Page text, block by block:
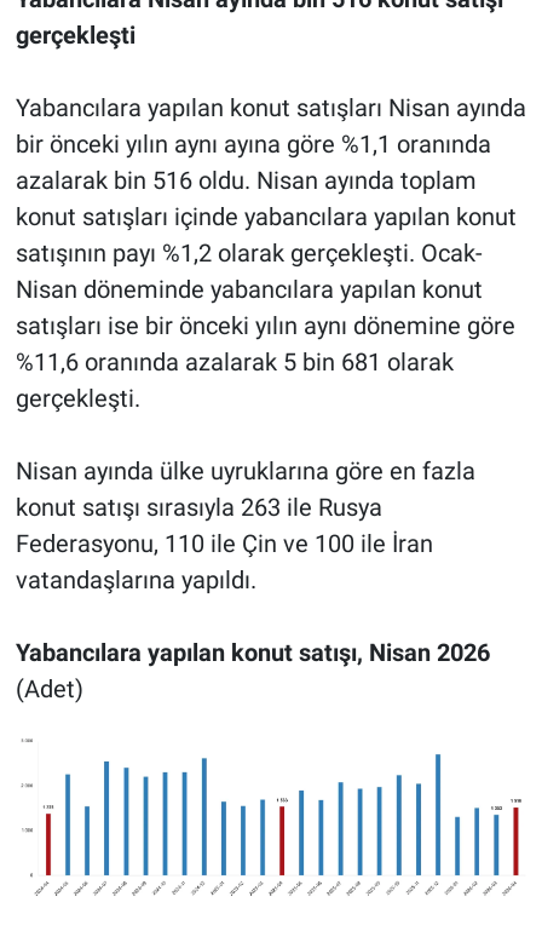
gerçekleşti
Yabancılara yapılan konut satışları Nisan ayında
bir önceki yılın aynı ayına göre %1,1 oranında
azalarak bin 516 oldu. Nisan ayında toplam
konut satışları içinde yabancılara yapılan konut
satışının payı %1,2 olarak gerçekleşti. Ocak-
Nisan döneminde yabancılara yapılan konut
satışları ise bir önceki yılın aynı dönemine göre
%11,6 oranında azalarak 5 bin 681 olarak
gerçekleşti.
Nisan ayında ülke uyruklarına göre en fazla
konut satışı sırasıyla 263 ile Rusya
Federasyonu, 110 ile Çin ve 100 ile İran
vatandaşlarına yapıldı.
Yabancılara yapılan konut satışı, Nisan 2026
(Adet)